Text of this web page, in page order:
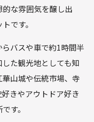
な雰囲気を醸し出
です。
バスや車で約1時間半
た観光地としても知
山城や伝統市場、寺
きやアウトドア好き
す。